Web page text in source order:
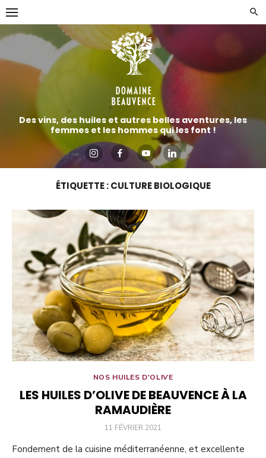
Aller
directement
au
contenu
Des vins, des huiles et autres belles aventures, les
femmes et les hommes qui les font !
ÉTIQUETTE :CULTURE BIOLOGIQUE
NOS HUILES D'OLIVE
LES HUILES D’OLIVE DE BEAUVENCE À LA
RAMAUDIÈRE
PUBLIÉ
11 FÉVRIER 2021
Fondement de la cuisine méditerranéenne, et excellente